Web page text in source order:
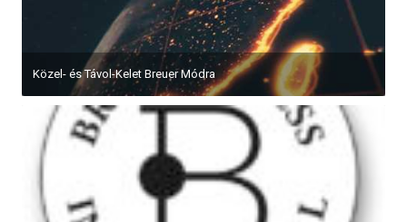
Közel- és Távol-Kelet Breuer Módra